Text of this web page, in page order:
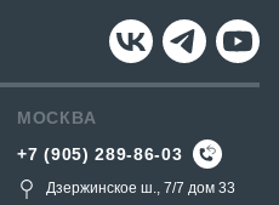
МОСКВА
+7 (905) 289-86-03
Дзержинское ш., 7/7 дом 33